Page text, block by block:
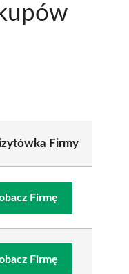
Firmy
Firmę
Firmę